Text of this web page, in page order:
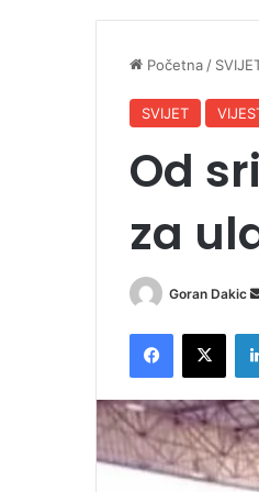
Početna/
SVIJET
Od
za
Goran Dakic